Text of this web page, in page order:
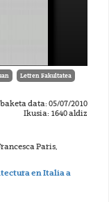
Letren Fakultatea
data: 05/07/2010
Ikusia: 1640 aldiz
Paris,
en Italia a